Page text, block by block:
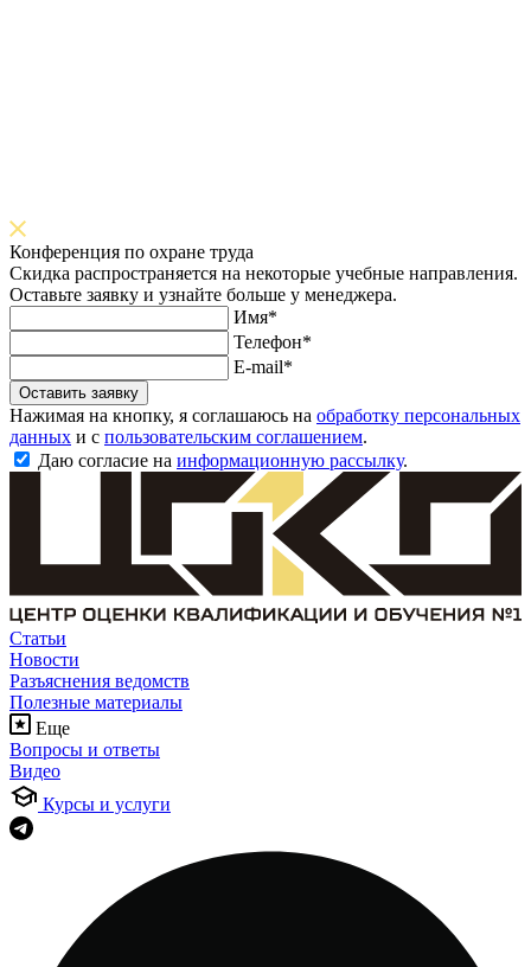
Конференция по охране труда
Скидка распространяется на некоторые учебные направления.
Оставьте заявку и узнайте больше у менеджера.
Имя*
Телефон*
E-mail*
Оставить заявку
Нажимая на кнопку, я соглашаюсь на обработку персональных
данных и с пользовательским соглашением.
Даю согласие на информационную рассылку.
Статьи
Новости
Разъяснения ведомств
Полезные материалы
Еще
Вопросы и ответы
Видео
Курсы и услуги